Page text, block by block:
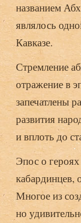
названием
являлось
Кавказе.
Стремление
отражение в
запечатлены
развития
и вплоть до
Эпос о
кабардинцев,
Многое из
но